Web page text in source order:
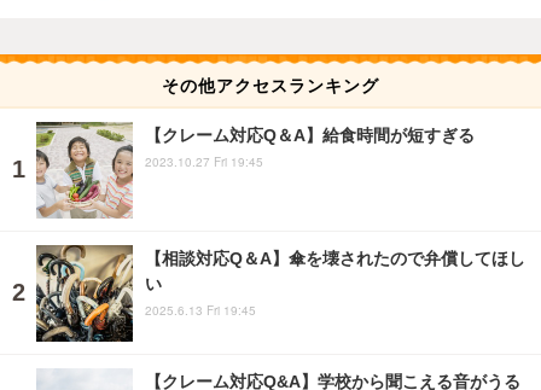
その他アクセスランキング
【クレーム対応Q＆A】給食時間が短すぎる
2023.10.27 Fri 19:45
【相談対応Q＆A】傘を壊されたので弁償してほし
い
2025.6.13 Fri 19:45
【クレーム対応Q&A】学校から聞こえる音がうる